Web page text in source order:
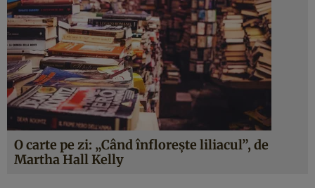
O carte pe zi: „Când înfloreşte liliacul”, de
Martha Hall Kelly